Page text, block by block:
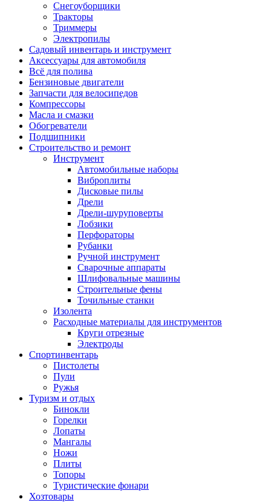
Снегоуборщики
Тракторы
Триммеры
Электропилы
Садовый инвентарь и инструмент
Аксессуары для автомобиля
Всё для полива
Бензиновые двигатели
Запчасти для велосипедов
Компрессоры
Масла и смазки
Обогреватели
Подшипники
Строительство и ремонт
Инструмент
Автомобильные наборы
Виброплиты
Дисковые пилы
Дрели
Дрели-шуруповерты
Лобзики
Перфораторы
Рубанки
Ручной инструмент
Сварочные аппараты
Шлифовальные машины
Строительные фены
Точильные станки
Изолента
Расходные материалы для инструментов
Круги отрезные
Электроды
Спортинвентарь
Пистолеты
Пули
Ружья
Туризм и отдых
Бинокли
Горелки
Лопаты
Мангалы
Ножи
Плиты
Топоры
Туристические фонари
Хозтовары